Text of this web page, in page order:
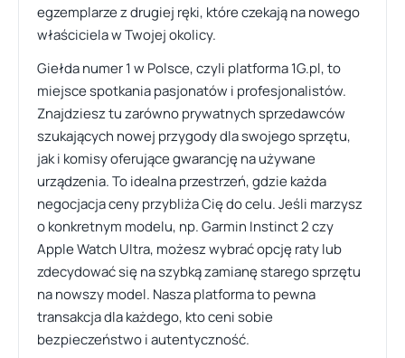
egzemplarze z drugiej ręki, które czekają na nowego
właściciela w Twojej okolicy.
Giełda numer 1 w Polsce, czyli platforma 1G.pl, to
miejsce spotkania pasjonatów i profesjonalistów.
Znajdziesz tu zarówno prywatnych sprzedawców
szukających nowej przygody dla swojego sprzętu,
jak i komisy oferujące gwarancję na używane
urządzenia. To idealna przestrzeń, gdzie każda
negocjacja ceny przybliża Cię do celu. Jeśli marzysz
o konkretnym modelu, np. Garmin Instinct 2 czy
Apple Watch Ultra, możesz wybrać opcję raty lub
zdecydować się na szybką zamianę starego sprzętu
na nowszy model. Nasza platforma to pewna
transakcja dla każdego, kto ceni sobie
bezpieczeństwo i autentyczność.